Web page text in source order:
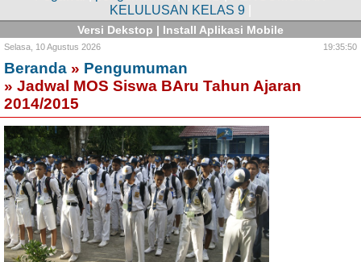
KELULUSAN KELAS 9
Versi Dekstop | Install Aplikasi Mobile
Selasa, 10 Agustus 2026 19:35:50
Beranda » Pengumuman
» Jadwal MOS Siswa BAru Tahun Ajaran
2014/2015